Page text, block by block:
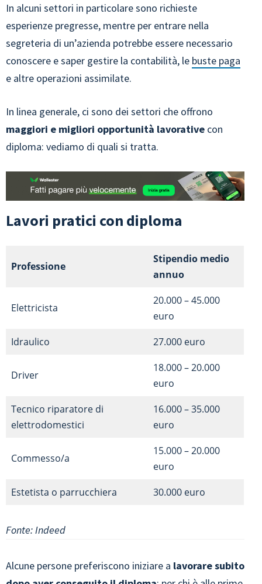
In alcuni settori in particolare sono richieste
esperienze pregresse, mentre per entrare nella
segreteria di un’azienda potrebbe essere necessario
conoscere e saper gestire la contabilità, le buste paga
e altre operazioni assimilate.
In linea generale, ci sono dei settori che offrono
maggiori e migliori opportunità lavorative con
diploma: vediamo di quali si tratta.
Lavori pratici con diploma
Professione
Stipendio medio
annuo
Elettricista
20.000 – 45.000
euro
Idraulico
27.000 euro
Driver
18.000 – 20.000
euro
Tecnico riparatore di
elettrodomestici
16.000 – 35.000
euro
Commesso/a
15.000 – 20.000
euro
Estetista o parrucchiera
30.000 euro
Fonte: Indeed
Alcune persone preferiscono iniziare a lavorare subito